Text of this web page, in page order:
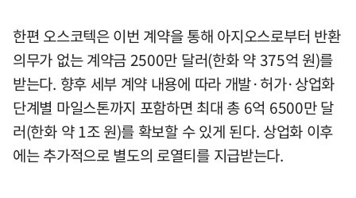
한편 오스코텍은 이번 계약을 통해 아지오스로부터 반환
의무가 없는 계약금 2500만 달러(한화 약 375억 원)를
받는다. 향후 세부 계약 내용에 따라 개발·허가·상업화
단계별 마일스톤까지 포함하면 최대 총 6억 6500만 달
러(한화 약 1조 원)를 확보할 수 있게 된다. 상업화 이후
에는 추가적으로 별도의 로열티를 지급받는다.